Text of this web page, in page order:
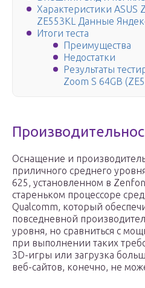
Характеристики ASUS
ZE553KL Данные
Итоги теста
Преимущества
Недостатки
Результаты
Zoom S 64GB
Оснащение и
приличного среднего
625, установленном в
стареньком процессоре
Qualcomm, который
повседневной
уровня, но сравниться с
при выполнении таких
3D-игры или загрузка
веб-сайтов, конечно, не